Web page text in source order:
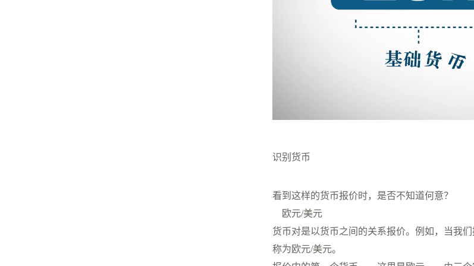
识别货币
看到这样的货币报价时，是否不知道何意？
欧元/美元
货币对是以货币之间的关系报价。例如，当我
称为欧元/美元。